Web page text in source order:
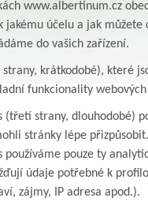
oddělení
ústav, přijme do pracovního
a ftizeologiePr...
OLÚ, Žamberk
Nab...
ústav, přijme do pracovního
EGOTERAPEUTKU
všechna volná místa »
www.albertinum.cz
jakému účelu a jak můžete
do vašich zařízení.
strany, krátkodobé), které
funkcionality
(třetí strany, dlouhodobé)
stránky lépe
používáme pouze ty
údaje potřebné k
zájmy, IP adresa apod.).